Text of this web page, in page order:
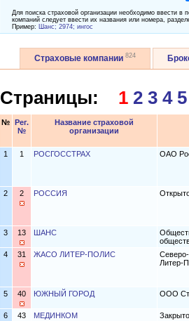
Для поиска страховой организации необходимо ввести
компаний следует ввести их названия или номера,
Пример: Шанс; 2974; ингос
Страховые компании 824
Страницы: 1 2 3 4 5
№
Рег.
№
Название страховой
организации
1 1 РОСГОССТРАХ ОАО
2 2 РОССИЯ
3 13 ШАНС
4
31 ЖАСО ЛИТЕР-ПОЛИС
Северо-
Литер-
5 40 ЮЖНЫЙ ГОРОД ООО
6 43 МЕДИНКОМ